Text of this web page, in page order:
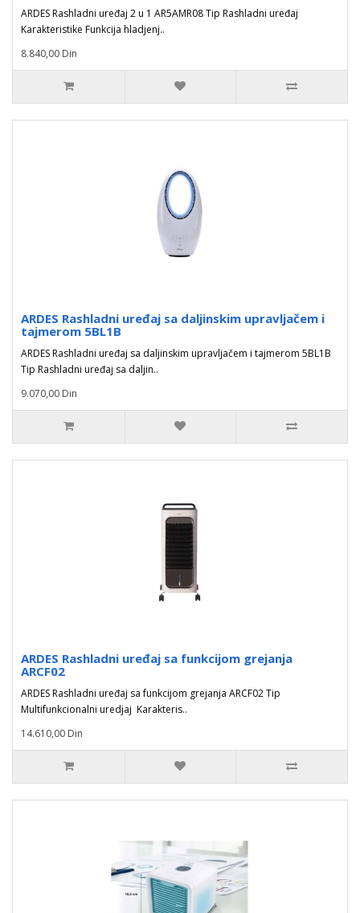
ARDES Rashladni uređaj 2 u 1 AR5AMR08 Tip Rashladni uređaj
Karakteristike Funkcija hladjenj..
8.840,00 Din
ARDES Rashladni uređaj sa daljinskim upravljačem i
tajmerom 5BL1B
ARDES Rashladni uređaj sa daljinskim upravljačem i tajmerom 5BL1B
Tip Rashladni uređaj sa daljin..
9.070,00 Din
ARDES Rashladni uređaj sa funkcijom grejanja
ARCF02
ARDES Rashladni uređaj sa funkcijom grejanja ARCF02 Tip
Multifunkcionalni uredjaj Karakteris..
14.610,00 Din